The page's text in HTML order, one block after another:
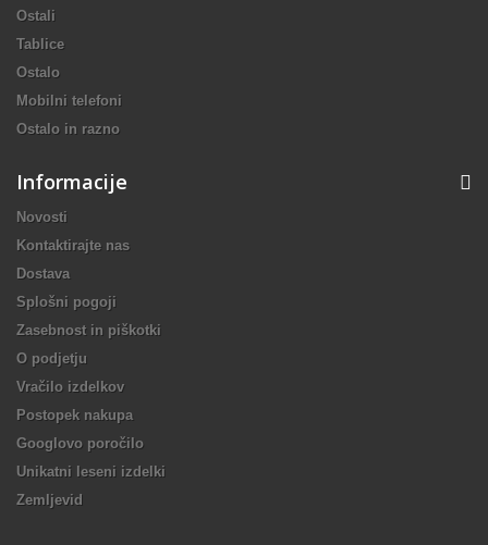
Ostali
Tablice
Ostalo
Mobilni telefoni
Ostalo in razno
Informacije
Novosti
Kontaktirajte nas
Dostava
Splošni pogoji
Zasebnost in piškotki
O podjetju
Vračilo izdelkov
Postopek nakupa
Googlovo poročilo
Unikatni leseni izdelki
Zemljevid